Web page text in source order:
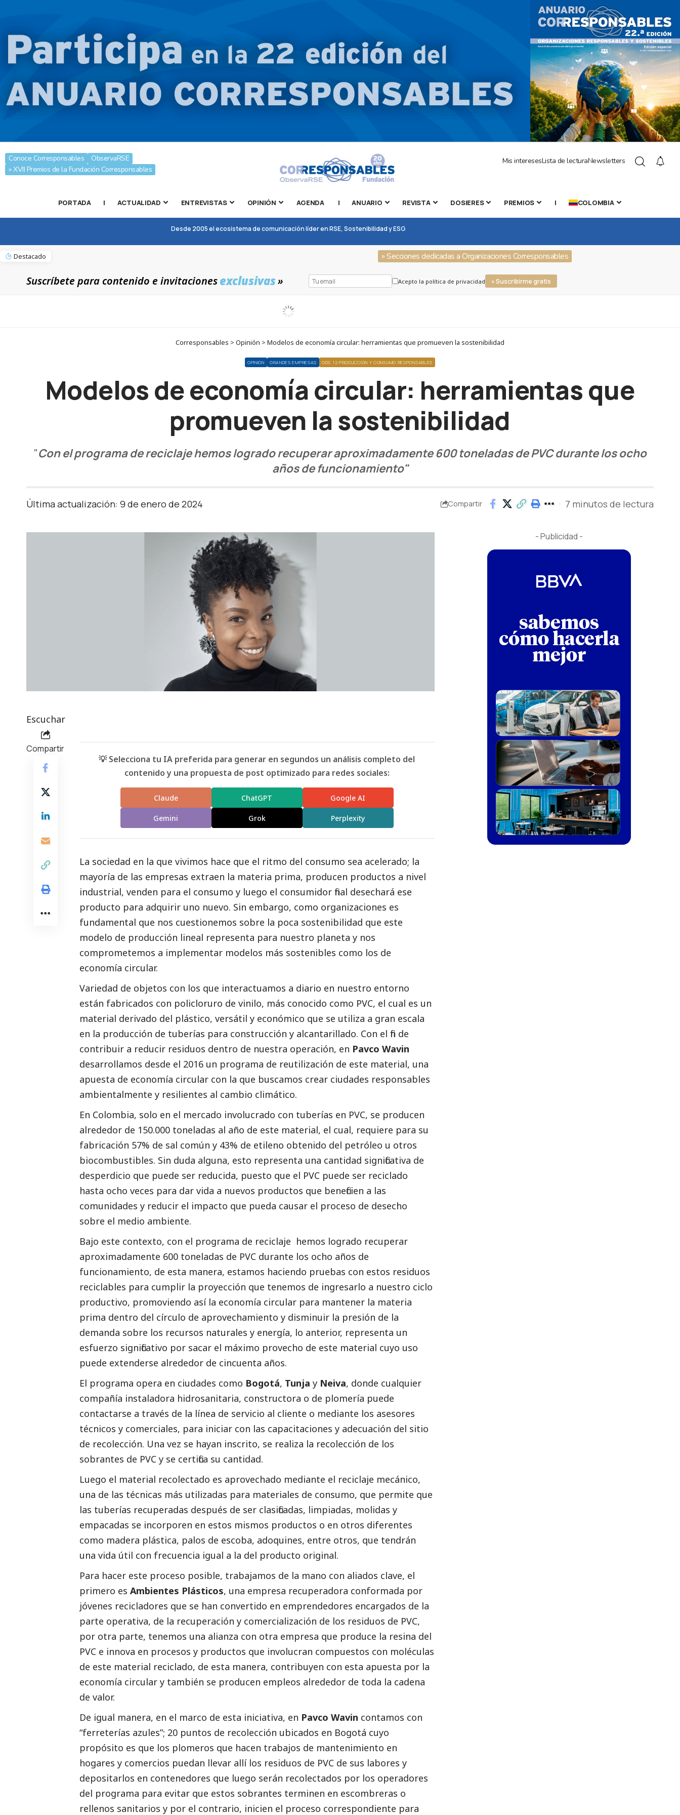
Conoce Corresponsables
ObservaRSE
» XVII Premios de la Fundación Corresponsables
Mis interesesLista de lecturaNewsletters
PORTADA | ACTUALIDAD ENTREVISTAS OPINIÓN AGENDA | ANUARIO REVISTA DOSIERES PREMIOS | COLOMBIA
Desde 2005 el ecosistema de comunicación líder en RSE, Sostenibilidad y ESG
Destacado » Secciones dedicadas a Organizaciones Corresponsables
Suscríbete para contenido e invitacionesexclusivas» Acepto la política de privacidad » Suscribirme gratis
Corresponsables > Opinión > Modelos de economía circular: herramientas que promueven la sostenibilidad
OPINIÓN GRANDES EMPRESAS ODS 12 PRODUCCIÓN Y CONSUMO RESPONSABLES
Modelos de economía circular: herramientas que
promueven la sostenibilidad
"Con el programa de reciclaje hemos logrado recuperar aproximadamente 600 toneladas de PVC durante los ocho
años de funcionamiento"
Última actualización: 9 de enero de 2024 Compartir 7 minutos de lectura
Escuchar
Compartir
💡 Selecciona tu IA preferida para generar en segundos un análisis completo del
contenido y una propuesta de post optimizado para redes sociales:
Claude ChatGPT Google AI
Gemini Grok Perplexity
La sociedad en la que vivimos hace que el ritmo del consumo sea acelerado; la
mayoría de las empresas extraen la materia prima, producen productos a nivel
industrial, venden para el consumo y luego el consumidor final desechará ese
producto para adquirir uno nuevo. Sin embargo, como organizaciones es
fundamental que nos cuestionemos sobre la poca sostenibilidad que este
modelo de producción lineal representa para nuestro planeta y nos
comprometemos a implementar modelos más sostenibles como los de
economía circular.
Variedad de objetos con los que interactuamos a diario en nuestro entorno
están fabricados con policloruro de vinilo, más conocido como PVC, el cual es un
material derivado del plástico, versátil y económico que se utiliza a gran escala
en la producción de tuberías para construcción y alcantarillado. Con el fin de
contribuir a reducir residuos dentro de nuestra operación, en Pavco Wavin
desarrollamos desde el 2016 un programa de reutilización de este material, una
apuesta de economía circular con la que buscamos crear ciudades responsables
ambientalmente y resilientes al cambio climático.
En Colombia, solo en el mercado involucrado con tuberías en PVC, se producen
alrededor de 150.000 toneladas al año de este material, el cual, requiere para su
fabricación 57% de sal común y 43% de etileno obtenido del petróleo u otros
biocombustibles. Sin duda alguna, esto representa una cantidad significativa de
desperdicio que puede ser reducida, puesto que el PVC puede ser reciclado
hasta ocho veces para dar vida a nuevos productos que beneficien a las
comunidades y reducir el impacto que pueda causar el proceso de desecho
sobre el medio ambiente.
Bajo este contexto, con el programa de reciclaje hemos logrado recuperar
aproximadamente 600 toneladas de PVC durante los ocho años de
funcionamiento, de esta manera, estamos haciendo pruebas con estos residuos
reciclables para cumplir la proyección que tenemos de ingresarlo a nuestro ciclo
productivo, promoviendo así la economía circular para mantener la materia
prima dentro del círculo de aprovechamiento y disminuir la presión de la
demanda sobre los recursos naturales y energía, lo anterior, representa un
esfuerzo significativo por sacar el máximo provecho de este material cuyo uso
puede extenderse alrededor de cincuenta años.
El programa opera en ciudades como Bogotá, Tunja y Neiva, donde cualquier
compañía instaladora hidrosanitaria, constructora o de plomería puede
contactarse a través de la línea de servicio al cliente o mediante los asesores
técnicos y comerciales, para iniciar con las capacitaciones y adecuación del sitio
de recolección. Una vez se hayan inscrito, se realiza la recolección de los
sobrantes de PVC y se certifica su cantidad.
Luego el material recolectado es aprovechado mediante el reciclaje mecánico,
una de las técnicas más utilizadas para materiales de consumo, que permite que
las tuberías recuperadas después de ser clasificadas, limpiadas, molidas y
empacadas se incorporen en estos mismos productos o en otros diferentes
como madera plástica, palos de escoba, adoquines, entre otros, que tendrán
una vida útil con frecuencia igual a la del producto original.
Para hacer este proceso posible, trabajamos de la mano con aliados clave, el
primero es Ambientes Plásticos, una empresa recuperadora conformada por
jóvenes recicladores que se han convertido en emprendedores encargados de la
parte operativa, de la recuperación y comercialización de los residuos de PVC,
por otra parte, tenemos una alianza con otra empresa que produce la resina del
PVC e innova en procesos y productos que involucran compuestos con moléculas
de este material reciclado, de esta manera, contribuyen con esta apuesta por la
economía circular y también se producen empleos alrededor de toda la cadena
de valor.
De igual manera, en el marco de esta iniciativa, en Pavco Wavin contamos con
“ferreterías azules”; 20 puntos de recolección ubicados en Bogotá cuyo
propósito es que los plomeros que hacen trabajos de mantenimiento en
hogares y comercios puedan llevar allí los residuos de PVC de sus labores y
depositarlos en contenedores que luego serán recolectados por los operadores
del programa para evitar que estos sobrantes terminen en escombreras o
rellenos sanitarios y por el contrario, inicien el proceso correspondiente para
- Publicidad -